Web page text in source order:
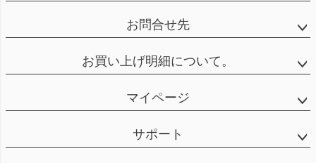
お問合せ先
お買い上げ明細について。
マイページ
サポート